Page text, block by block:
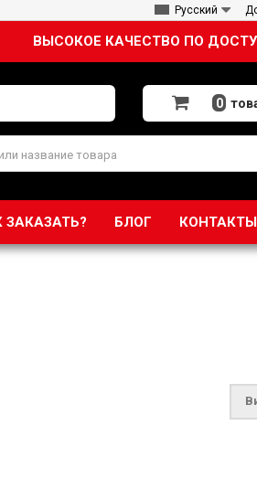
Русский
ВЫСОКОЕ КАЧЕСТВО ПО
0
ЗАКАЗАТЬ? БЛОГ КОНТАКТЫ